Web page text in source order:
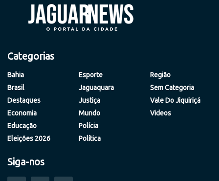
Categorias
Bahia
Brasil
Destaques
Economia
Educação
Eleições 2026
Esporte
Jaguaquara
Justiça
Mundo
Polícia
Política
Região
Sem Categoria
Vale Do Jiquiriçá
Videos
Siga-nos